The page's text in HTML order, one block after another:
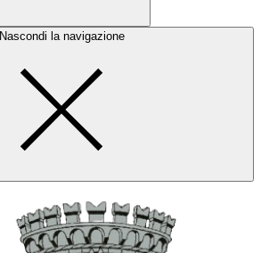
Nascondi la navigazione